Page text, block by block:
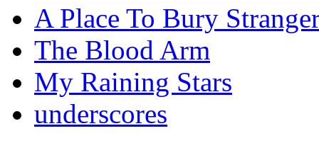
A Place To Bury
The Blood Arm
My Raining Stars
underscores